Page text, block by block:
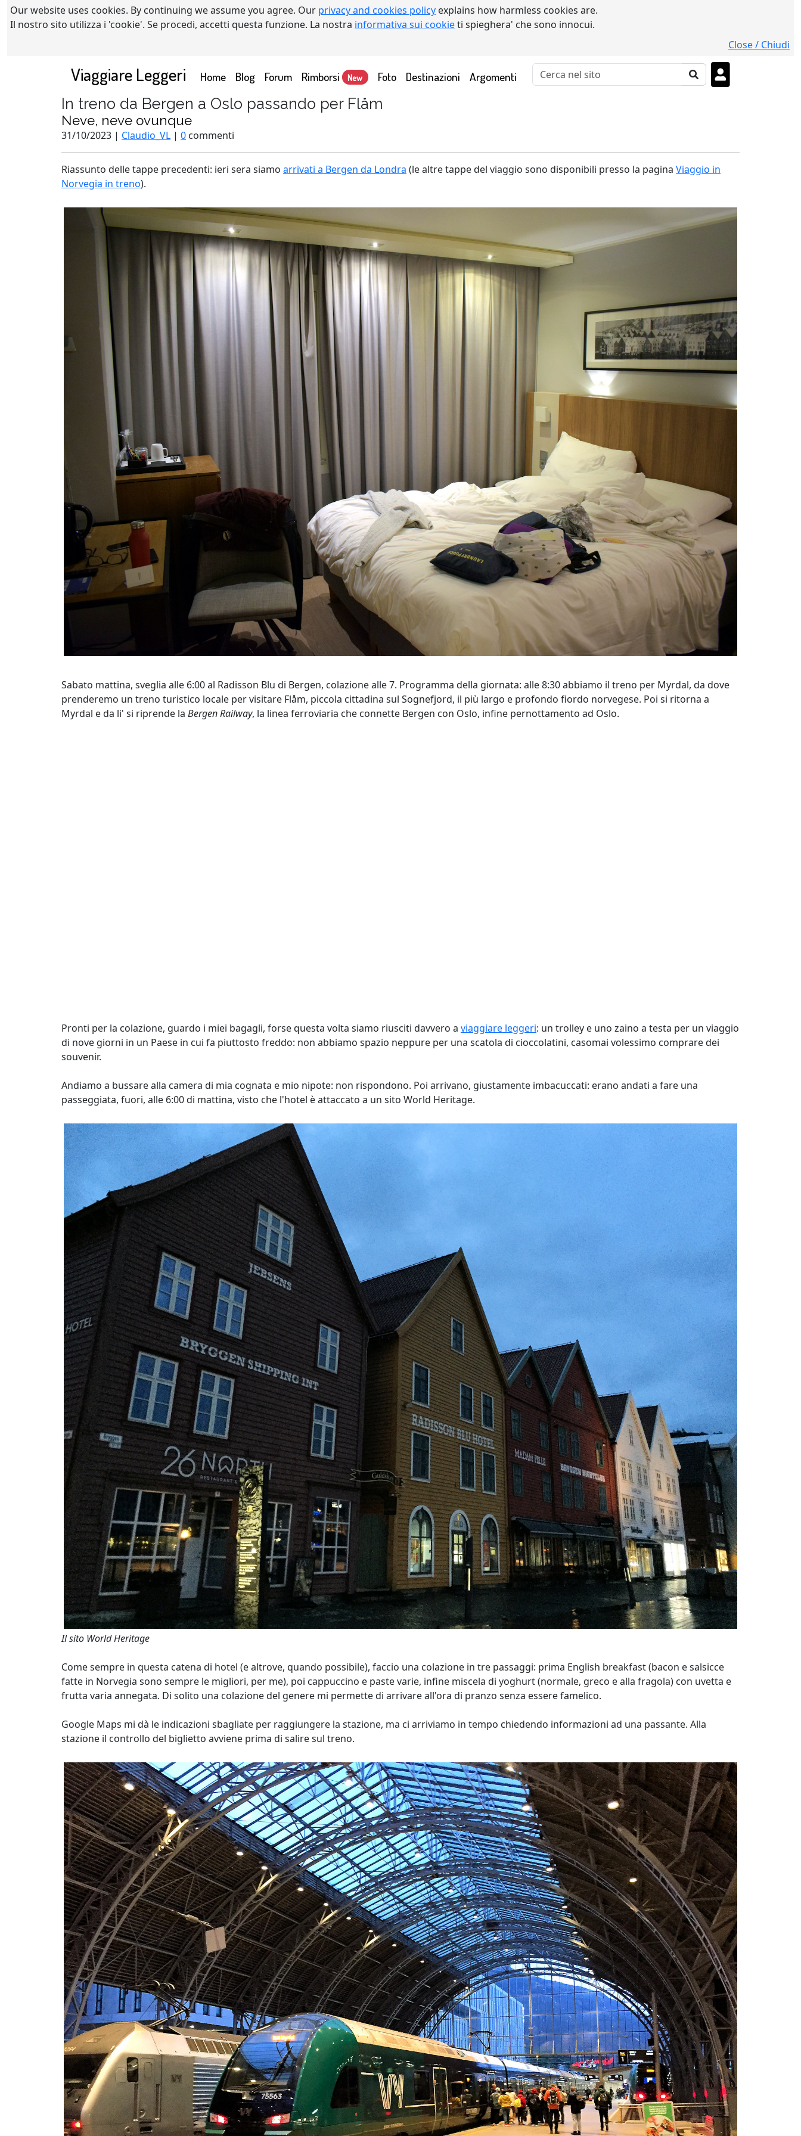
Our website uses cookies. By continuing we assume you agree. Our privacy and cookies policy explains how harmless cookies are.
Il nostro sito utilizza i 'cookie'. Se procedi, accetti questa funzione. La nostra informativa sui cookieti spieghera' che sono innocui.
Close / Chiudi
Viaggiare Leggeri Home(current)
Blog Forum Rimborsi New Foto Destinazioni Argomenti
In treno da Bergen a Oslo passando per Flåm
Neve, neve ovunque
31/10/2023 | Claudio_VL | 0 commenti
Riassunto delle tappe precedenti: ieri sera siamo arrivati a Bergen da Londra (le altre tappe del viaggio sono disponibili presso la pagina Viaggio in
Norvegia in treno).
Sabato mattina, sveglia alle 6:00 al Radisson Blu di Bergen, colazione alle 7. Programma della giornata: alle 8:30 abbiamo il treno per Myrdal, da dove
prenderemo un treno turistico locale per visitare Flåm, piccola cittadina sul Sognefjord, il più largo e profondo fiordo norvegese. Poi si ritorna a
Myrdal e da li' si riprende la Bergen Railway, la linea ferroviaria che connette Bergen con Oslo, infine pernottamento ad Oslo.
Pronti per la colazione, guardo i miei bagagli, forse questa volta siamo riusciti davvero a viaggiare leggeri: un trolley e uno zaino a testa per un viaggio
di nove giorni in un Paese in cui fa piuttosto freddo: non abbiamo spazio neppure per una scatola di cioccolatini, casomai volessimo comprare dei
souvenir.
Andiamo a bussare alla camera di mia cognata e mio nipote: non rispondono. Poi arrivano, giustamente imbacuccati: erano andati a fare una
passeggiata, fuori, alle 6:00 di mattina, visto che l'hotel è attaccato a un sito World Heritage.
Il sito World Heritage
Come sempre in questa catena di hotel (e altrove, quando possibile), faccio una colazione in tre passaggi: prima English breakfast (bacon e salsicce
fatte in Norvegia sono sempre le migliori, per me), poi cappuccino e paste varie, infine miscela di yoghurt (normale, greco e alla fragola) con uvetta e
frutta varia annegata. Di solito una colazione del genere mi permette di arrivare all'ora di pranzo senza essere famelico.
Google Maps mi dà le indicazioni sbagliate per raggiungere la stazione, ma ci arriviamo in tempo chiedendo informazioni ad una passante. Alla
stazione il controllo del biglietto avviene prima di salire sul treno.